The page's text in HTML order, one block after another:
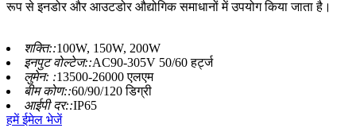
रूप से इनडोर और आउटडोर औद्योगिक समाधानों में उपयोग किया जाता है।
शक्ति::100W, 150W, 200W
इनपुट वोल्टेज::AC90-305V 50/60 हर्ट्ज
लुमेन: :13500-26000 एलएम
बीम कोण::60/90/120 डिग्री
आईपी ​​दर::IP65
हमें ईमेल भेजें